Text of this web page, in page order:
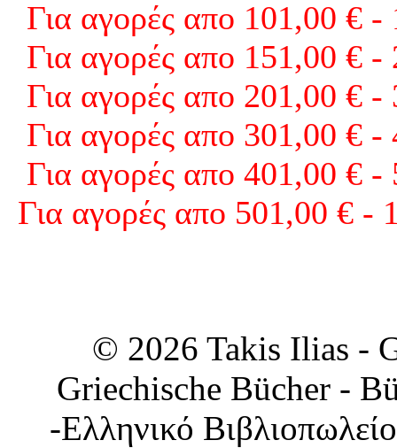
Για αγορές απο 101,00 €
Για αγορές απο 151,00 €
Για αγορές απο 201,00 €
Για αγορές απο 301,00 €
Για αγορές απο 401,00 €
Για αγορές απο 501,00 € -
© 2026 Takis Ilias -
Griechische Bücher -
-Ελληνικό